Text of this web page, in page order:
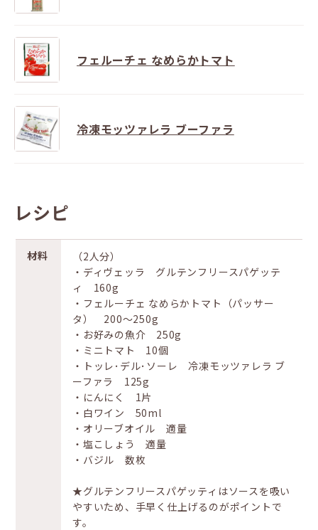
フェルーチェ なめらかトマト
冷凍モッツァレラ ブーファラ
レシピ
材料
（2人分）
・ディヴェッラ グルテンフリースパゲッテ
ィ 160g
・フェルーチェ なめらかトマト（パッサー
タ） 200～250g
・お好みの魚介 250g
・ミニトマト 10個
・トッレ･デル･ソーレ 冷凍モッツァレラ ブ
ーファラ 125g
・にんにく 1片
・白ワイン 50ml
・オリーブオイル 適量
・塩こしょう 適量
・バジル 数枚
★グルテンフリースパゲッティはソースを吸い
やすいため、手早く仕上げるのがポイントで
す。